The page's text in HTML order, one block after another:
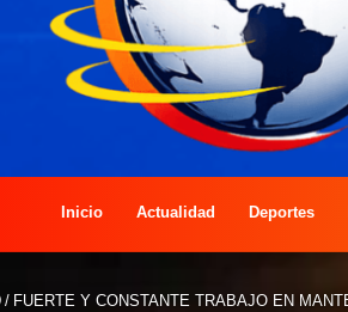
Inicio Actualidad Deportes
/ FUERTE Y CONSTANTE TRABAJO EN